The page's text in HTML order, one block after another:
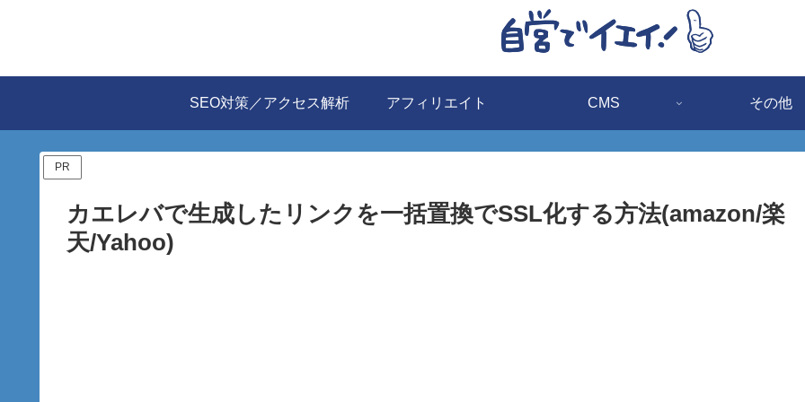
SEO対策／アクセス解析 アフィリエイト CMS その他
PR
カエレバで生成したリンクを一括置換でSSL化する方法(amazon/楽
天/Yahoo)